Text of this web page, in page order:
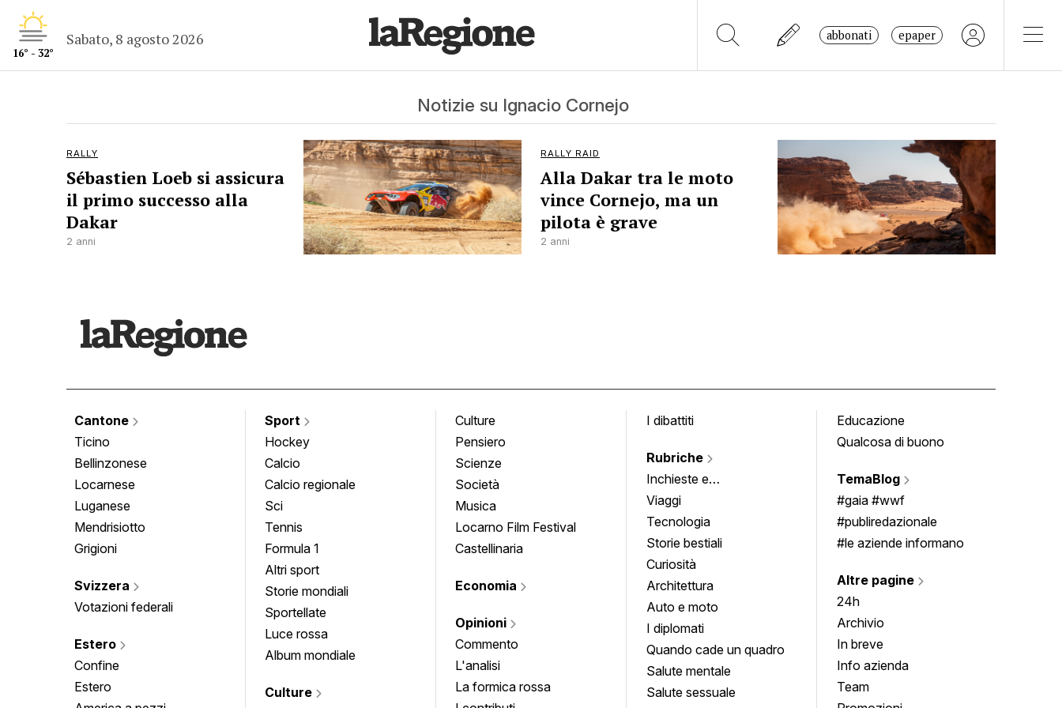
16° - 32°
Sabato, 8 agosto 2026 abbonati epaper
Notizie su Ignacio Cornejo
RALLY
Sébastien Loeb si assicura
il primo successo alla
Dakar
2 anni
RALLY RAID
Alla Dakar tra le moto
vince Cornejo, ma un
pilota è grave
2 anni
Cantone
Ticino
Bellinzonese
Locarnese
Luganese
Mendrisiotto
Grigioni
Svizzera
Votazioni federali
Estero
Confine
Estero
Sport
Hockey
Calcio
Calcio regionale
Sci
Tennis
Formula 1
Altri sport
Storie mondiali
Sportellate
Luce rossa
Album mondiale
Culture
Culture
Pensiero
Scienze
Società
Musica
Locarno Film Festival
Castellinaria
Economia
Opinioni
Commento
L'analisi
La formica rossa
I dibattiti
Rubriche
Inchieste e
approfondimenti
Viaggi
Tecnologia
Storie bestiali
Curiosità
Architettura
Auto e moto
I diplomati
Quando cade un quadro
Salute mentale
Salute sessuale
Educazione
Qualcosa di buono
TemaBlog
#gaia #wwf
#publiredazionale
#le aziende informano
Altre pagine
24h
Archivio
In breve
Info azienda
Team